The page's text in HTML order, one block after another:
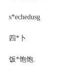
s*echedusg
四*卜
饭*饱饱.